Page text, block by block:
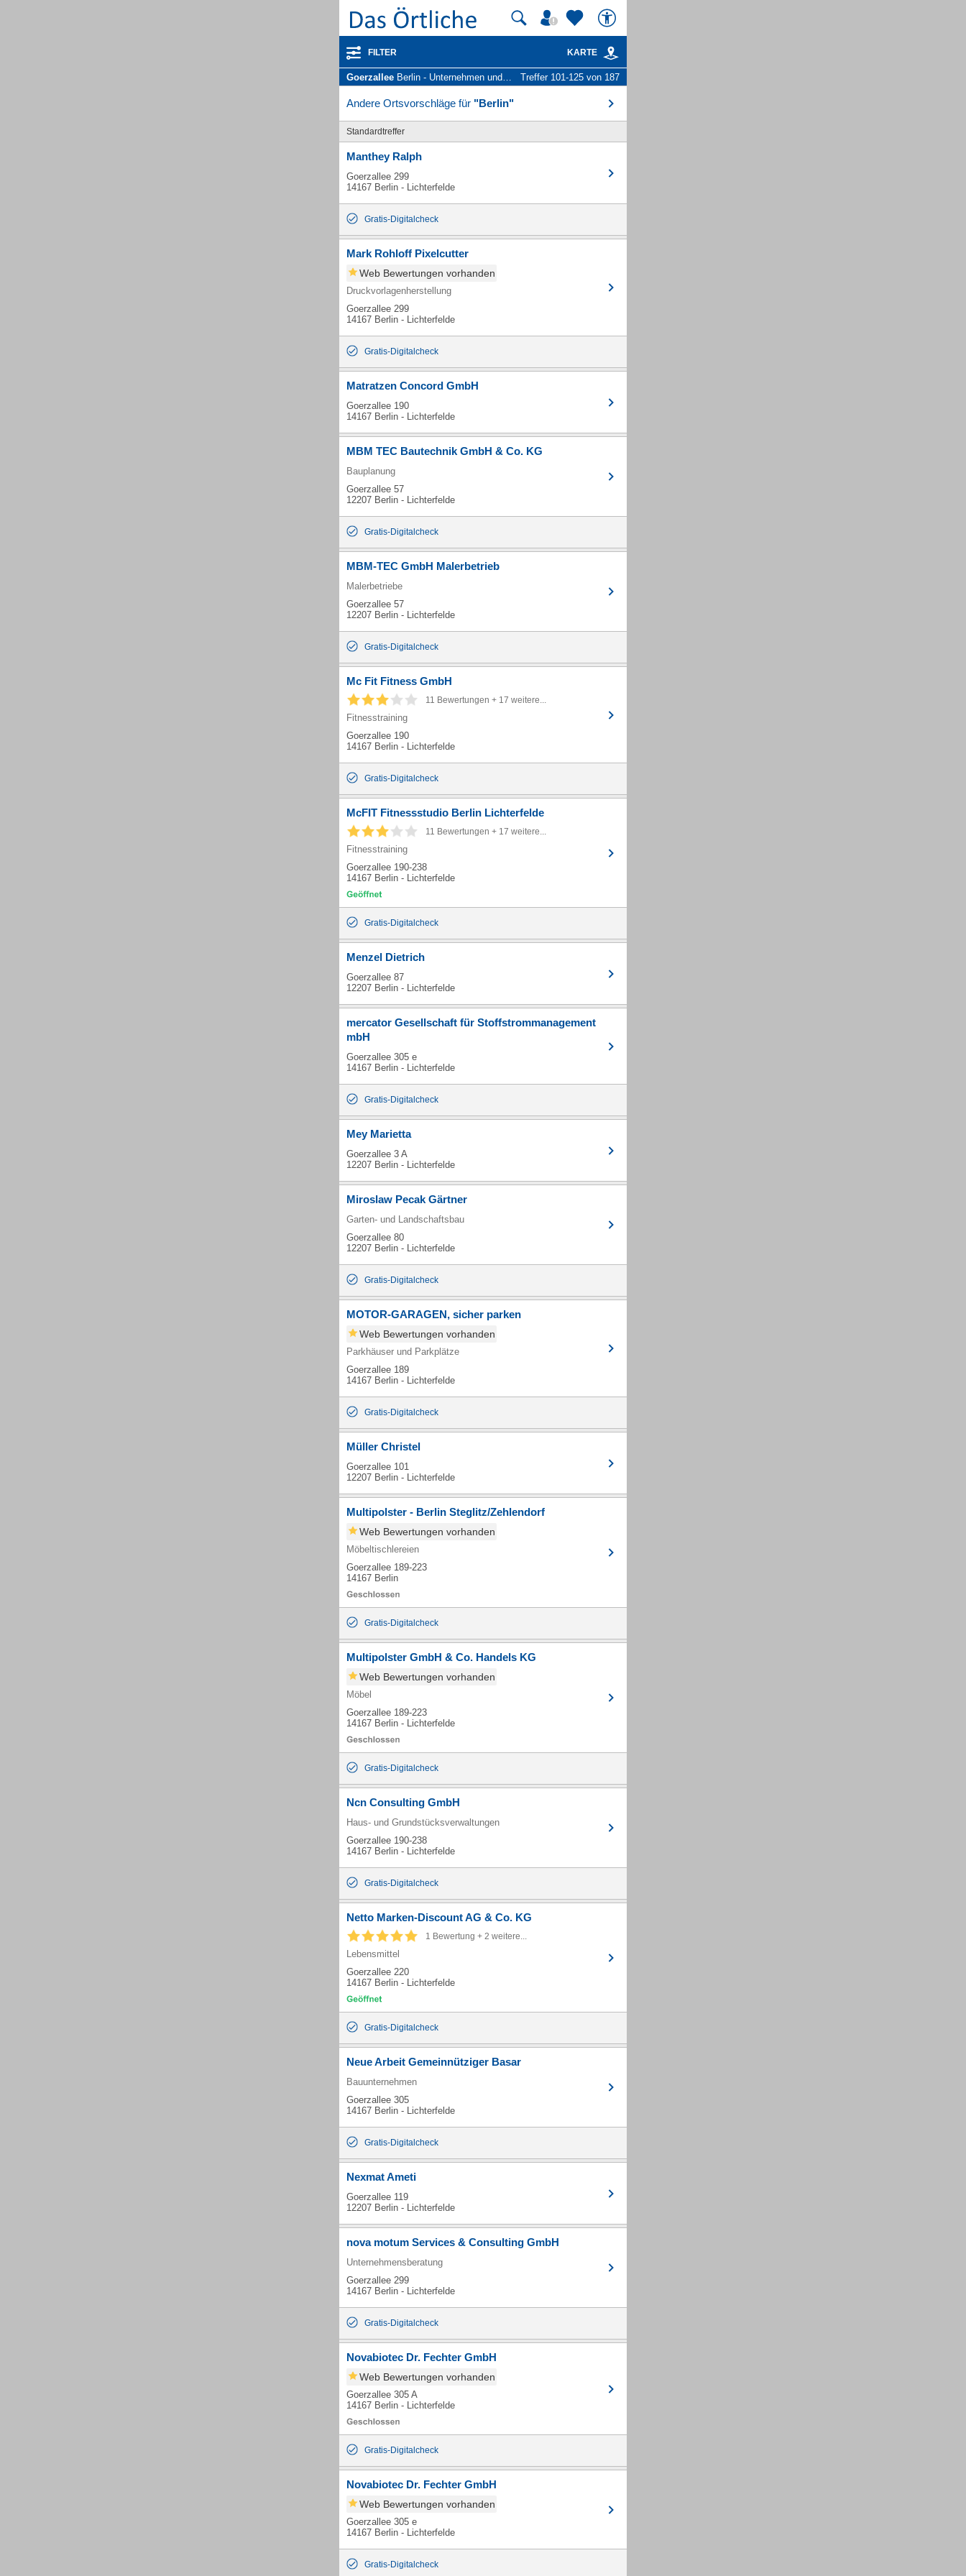
FILTER KARTE
Goerzallee Berlin - Unternehmen und Personen Treffer 101-125 von 187
Andere Ortsvorschläge für "Berlin"
Standardtreffer
Manthey Ralph
Goerzallee 299
14167 Berlin - Lichterfelde
Gratis-Digitalcheck
Mark Rohloff Pixelcutter
Web Bewertungen vorhanden
Druckvorlagenherstellung
Goerzallee 299
14167 Berlin - Lichterfelde
Gratis-Digitalcheck
Matratzen Concord GmbH
Goerzallee 190
14167 Berlin - Lichterfelde
MBM TEC Bautechnik GmbH & Co. KG
Bauplanung
Goerzallee 57
12207 Berlin - Lichterfelde
Gratis-Digitalcheck
MBM-TEC GmbH Malerbetrieb
Malerbetriebe
Goerzallee 57
12207 Berlin - Lichterfelde
Gratis-Digitalcheck
Mc Fit Fitness GmbH
11 Bewertungen + 17 weitere...
Fitnesstraining
Goerzallee 190
14167 Berlin - Lichterfelde
Gratis-Digitalcheck
McFIT Fitnessstudio Berlin Lichterfelde
11 Bewertungen + 17 weitere...
Fitnesstraining
Goerzallee 190-238
14167 Berlin - Lichterfelde
Gratis-Digitalcheck
Menzel Dietrich
Goerzallee 87
12207 Berlin - Lichterfelde
mercator Gesellschaft für Stoffstrommanagement
mbH
Goerzallee 305 e
14167 Berlin - Lichterfelde
Gratis-Digitalcheck
Mey Marietta
Goerzallee 3 A
12207 Berlin - Lichterfelde
Miroslaw Pecak Gärtner
Garten- und Landschaftsbau
Goerzallee 80
12207 Berlin - Lichterfelde
Gratis-Digitalcheck
MOTOR-GARAGEN, sicher parken
Web Bewertungen vorhanden
Parkhäuser und Parkplätze
Goerzallee 189
14167 Berlin - Lichterfelde
Gratis-Digitalcheck
Müller Christel
Goerzallee 101
12207 Berlin - Lichterfelde
Multipolster - Berlin Steglitz/Zehlendorf
Web Bewertungen vorhanden
Möbeltischlereien
Goerzallee 189-223
14167 Berlin
Gratis-Digitalcheck
Multipolster GmbH & Co. Handels KG
Web Bewertungen vorhanden
Möbel
Goerzallee 189-223
14167 Berlin - Lichterfelde
Gratis-Digitalcheck
Ncn Consulting GmbH
Haus- und Grundstücksverwaltungen
Goerzallee 190-238
14167 Berlin - Lichterfelde
Gratis-Digitalcheck
Netto Marken-Discount AG & Co. KG
1 Bewertung + 2 weitere...
Lebensmittel
Goerzallee 220
14167 Berlin - Lichterfelde
Gratis-Digitalcheck
Neue Arbeit Gemeinnütziger Basar
Bauunternehmen
Goerzallee 305
14167 Berlin - Lichterfelde
Gratis-Digitalcheck
Nexmat Ameti
Goerzallee 119
12207 Berlin - Lichterfelde
nova motum Services & Consulting GmbH
Unternehmensberatung
Goerzallee 299
14167 Berlin - Lichterfelde
Gratis-Digitalcheck
Novabiotec Dr. Fechter GmbH
Web Bewertungen vorhanden
Goerzallee 305 A
14167 Berlin - Lichterfelde
Gratis-Digitalcheck
Novabiotec Dr. Fechter GmbH
Web Bewertungen vorhanden
Goerzallee 305 e
14167 Berlin - Lichterfelde
Gratis-Digitalcheck